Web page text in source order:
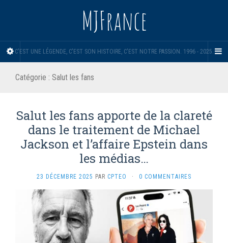
MJFrance
C'EST UNE LÉGENDE, C'EST SON HISTOIRE, C'EST NOTRE PASSION. 1996 - 2025.
Catégorie : Salut les fans
Salut les fans apporte de la clareté
dans le traitement de Michael
Jackson et l’affaire Epstein dans
les médias…
23 DÉCEMBRE 2025 PAR CPTEO · 0 COMMENTAIRES